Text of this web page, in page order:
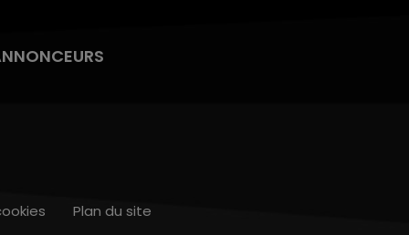
Plan du site